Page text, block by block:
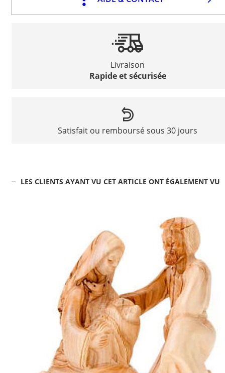
Livraison
Rapide et sécurisée
Satisfait ou remboursé sous 30 jours
LES CLIENTS AYANT VU CET ARTICLE ONT ÉGALEMENT VU